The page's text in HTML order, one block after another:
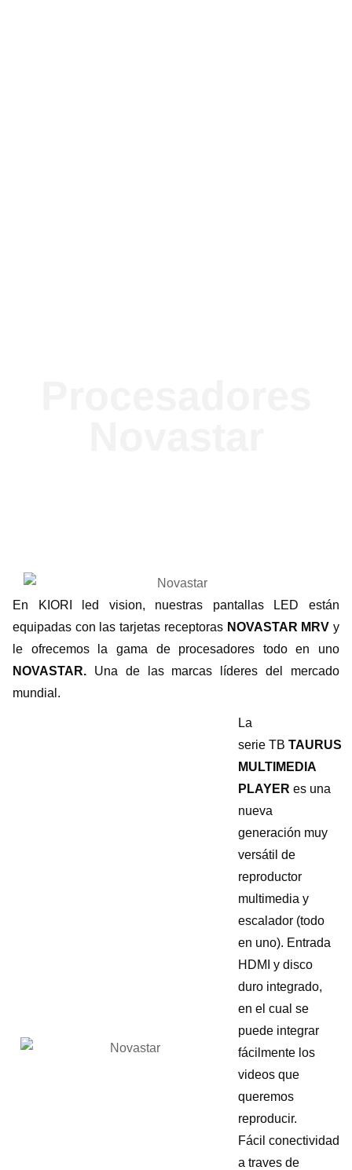
En KIORI led vision, nuestras pantallas LED están
equipadas con las tarjetas receptoras NOVASTAR MRV y
le ofrecemos la gama de procesadores todo en uno
NOVASTAR. Una de las marcas líderes del mercado
mundial.
La
serie TB TAURUS
MULTIMEDIA
PLAYER es una
nueva
generación muy
versátil de
reproductor
multimedia y
escalador (todo
en uno). Entrada
HDMI y disco
duro integrado,
en el cual se
puede integrar
fácilmente los
videos que
queremos
reproducir.
Fácil conectividad
a traves de